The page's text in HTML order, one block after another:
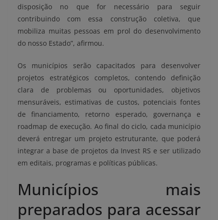
disposição no que for necessário para seguir
contribuindo com essa construção coletiva, que
mobiliza muitas pessoas em prol do desenvolvimento
do nosso Estado”, afirmou.
Os municípios serão capacitados para desenvolver
projetos estratégicos completos, contendo definição
clara de problemas ou oportunidades, objetivos
mensuráveis, estimativas de custos, potenciais fontes
de financiamento, retorno esperado, governança e
roadmap de execução. Ao final do ciclo, cada município
deverá entregar um projeto estruturante, que poderá
integrar a base de projetos da Invest RS e ser utilizado
em editais, programas e políticas públicas.
Municípios mais
preparados para acessar